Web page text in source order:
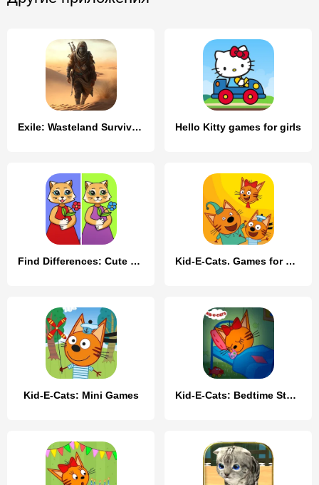
Exile: Wasteland Survival RPG Hello Kitty games for girls
Find Differences: Cute Cats Kid-E-Cats. Games for Kids
Kid-E-Cats: Mini Games Kid-E-Cats: Bedtime Stories